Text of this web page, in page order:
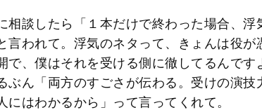
談したら「１本だけで終わった場合、浮
言われて。浮気のネタって、きょんは役が
で、僕はそれを受ける側に徹してるんです
ぶん「両方のすごさが伝わる。受けの演技
にはわかるから」って言ってくれて。